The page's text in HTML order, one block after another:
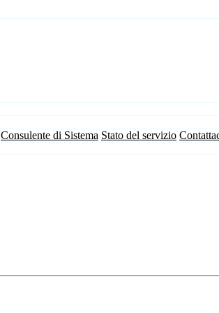
Consulente di Sistema Stato del servizio